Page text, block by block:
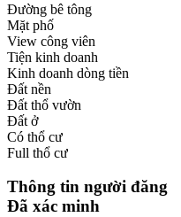
Đường bê tông
Mặt phố
View công viên
Tiện kinh doanh
Kinh doanh dòng tiền
Đất nền
Đất thổ vườn
Đất ở
Có thổ cư
Full thổ cư
Thông tin người đăng
Đã xác minh